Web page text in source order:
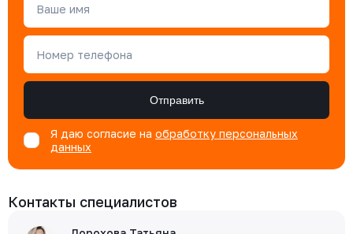
Ваше имя
Номер телефона
Отправить
Я даю согласие на обработку персональных
данных
Контакты специалистов